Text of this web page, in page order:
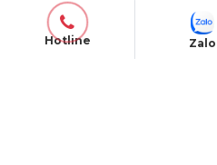
Chính sách bảo mật
Chính sách vận chuyển
Hotline Zalo